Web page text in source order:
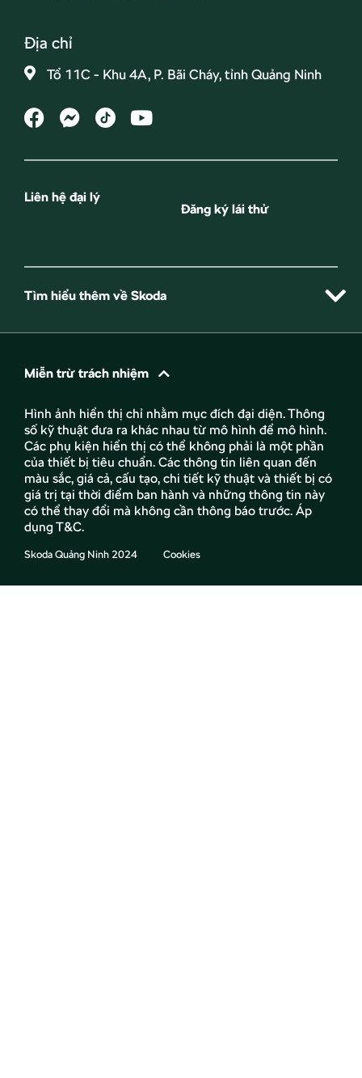
Địa chỉ
Tổ 11C - Khu 4A, P. Bãi Cháy, tỉnh Quảng Ninh
Liên hệ đại lý
Đăng ký lái thử
Tìm hiểu thêm về Skoda
Miễn trừ trách nhiệm
Hình ảnh hiển thị chỉ nhằm mục đích đại diện. Thông
số kỹ thuật đưa ra khác nhau từ mô hình để mô hình.
Các phụ kiện hiển thị có thể không phải là một phần
của thiết bị tiêu chuẩn. Các thông tin liên quan đến
màu sắc, giá cả, cấu tạo, chi tiết kỹ thuật và thiết bị có
giá trị tại thời điểm ban hành và những thông tin này
có thể thay đổi mà không cần thông báo trước. Áp
dụng T&C.
Skoda Quảng Ninh 2024 Cookies